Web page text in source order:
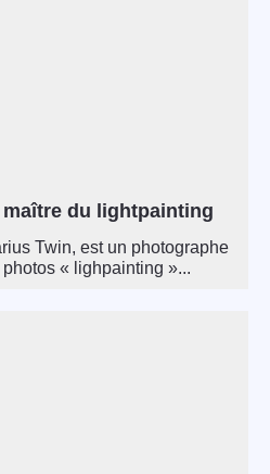
du lightpainting
Twin, est un photographe
« lighpainting »...